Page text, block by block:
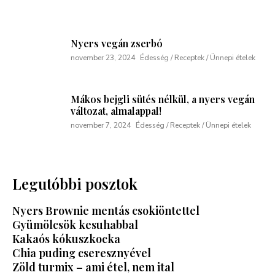
Nyers vegán zserbó
november 23, 2024 Édesség / Receptek / Ünnepi ételek
Mákos bejgli sütés nélkül, a nyers vegán
változat, almalappal!
november 7, 2024 Édesség / Receptek / Ünnepi ételek
Legutóbbi posztok
Nyers Brownie mentás csokiöntettel
Gyümölcsök kesuhabbal
Kakaós kókuszkocka
Chia puding cseresznyével
Zöld turmix – ami étel, nem ital